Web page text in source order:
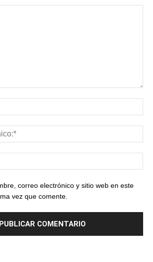
correo electrónico y sitio web en este
vez que comente.